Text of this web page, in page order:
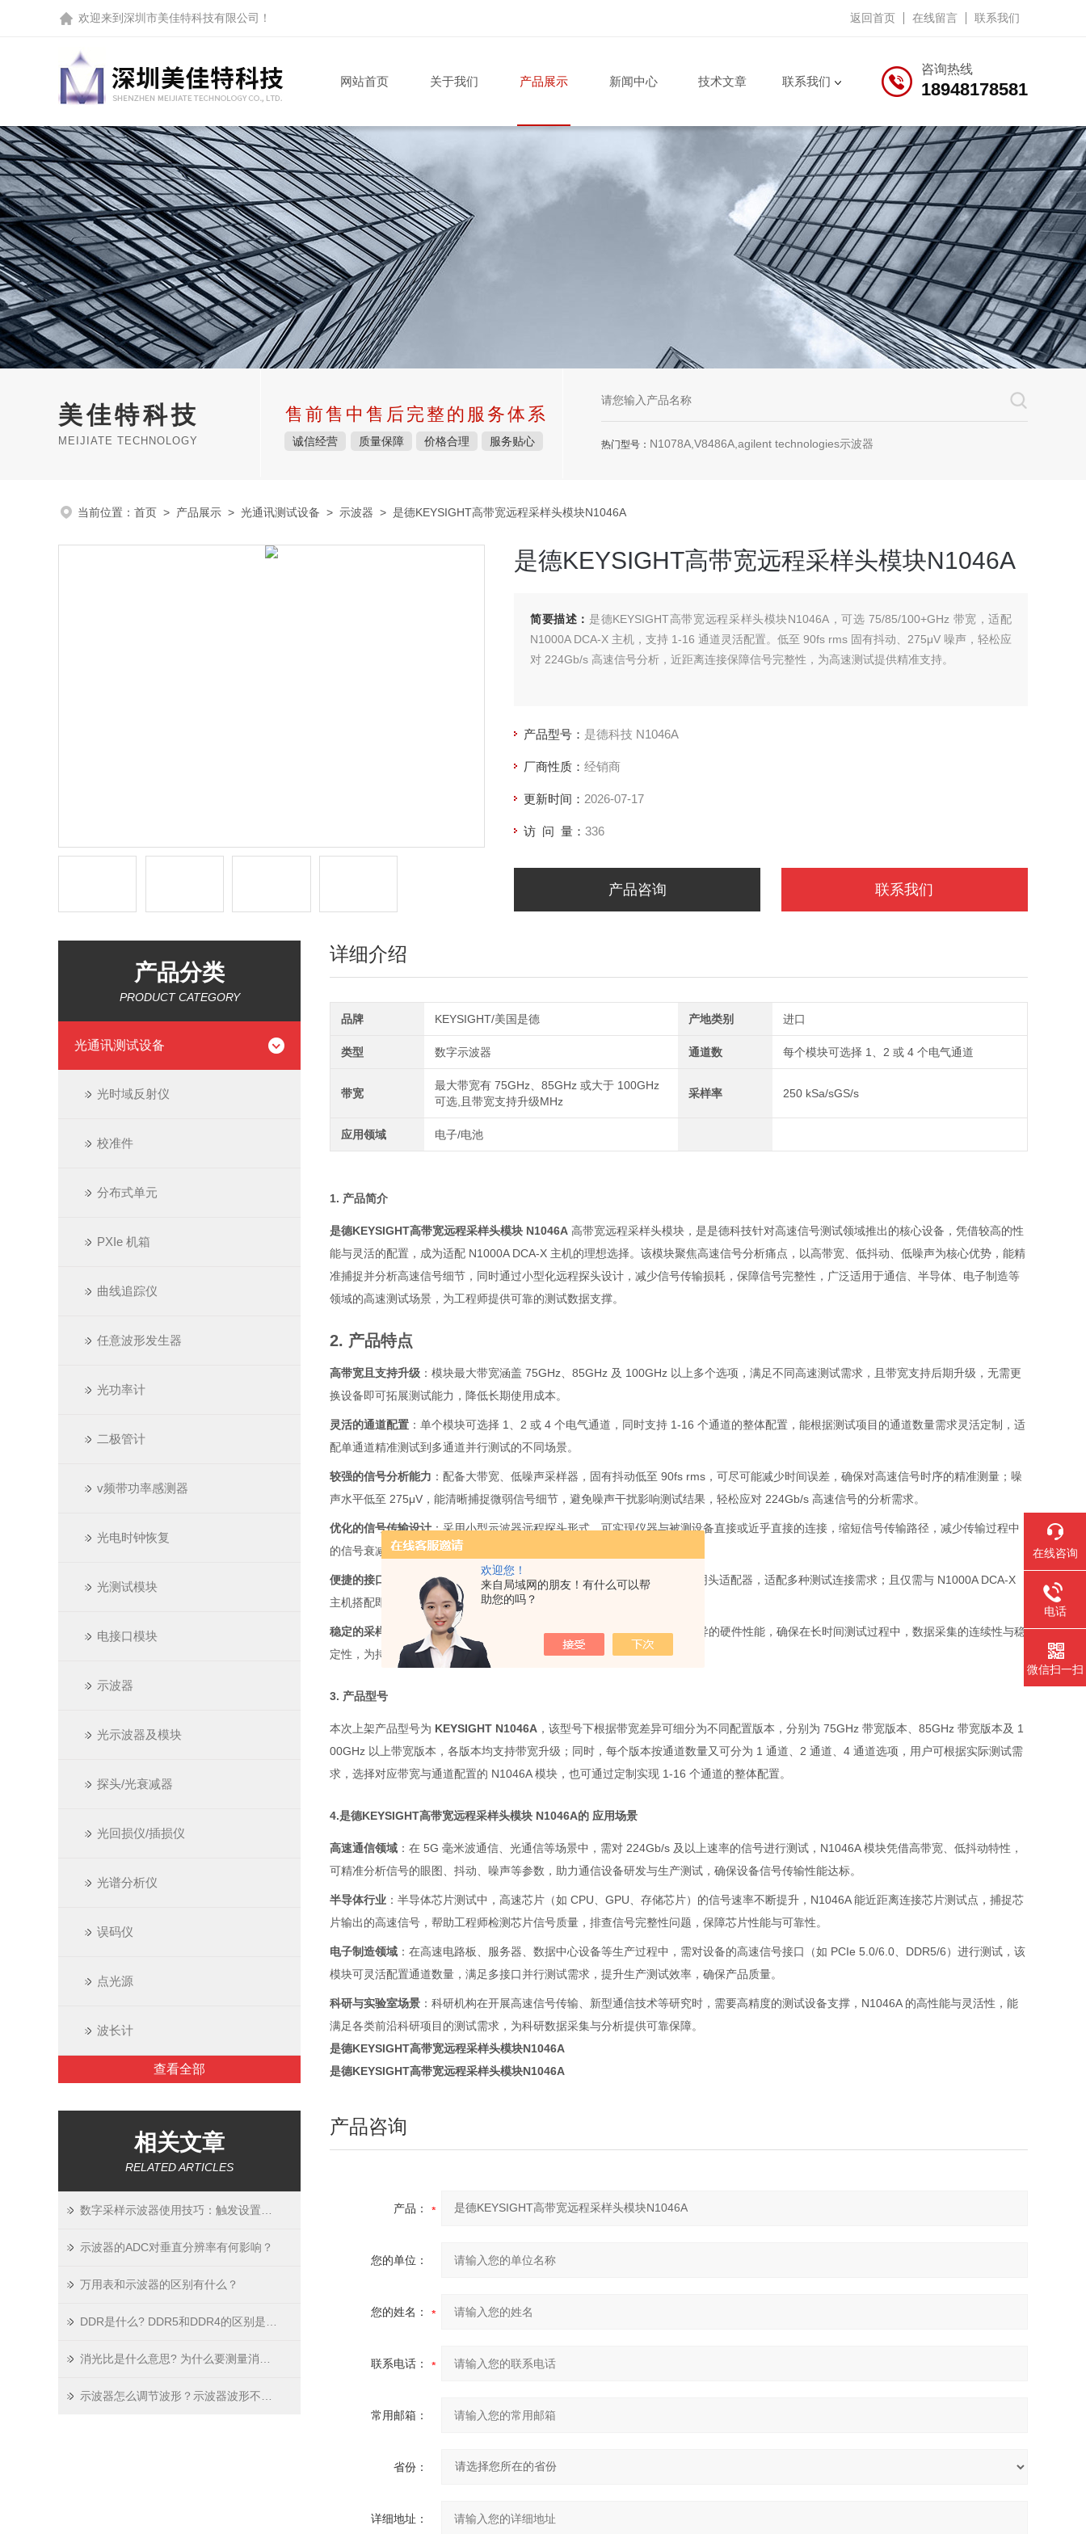
欢迎您！
来自局域网的朋友！有什么可以帮
助您的吗？
欢迎来到 深圳市美佳特科技有限公司 ！ 返回首页 在线留言 联系我们
咨询热线
18948178581
网站首页 关于我们 产品展示 新闻中心 技术文章 联系我们
美佳特科技
MEIJIATE TECHNOLOGY
售前售中售后完整的服务体系
诚信经营 质量保障 价格合理 服务贴心 热门型号： N1078A,V8486A,agilent technologies示波器
当前位置： 首页 > 产品展示 > 光通讯测试设备 > 示波器 > 是德KEYSIGHT高带宽远程采样头模块N1046A
是德KEYSIGHT高带宽远程采样头模块N1046A
简要描述： 是德KEYSIGHT高带宽远程采样头模块N1046A，可选 75/85/100+GHz 带宽，适配
N1000A DCA-X 主机，支持 1-16 通道灵活配置。低至 90fs rms 固有抖动、275μV 噪声，轻松应
对 224Gb/s 高速信号分析，近距离连接保障信号完整性，为高速测试提供精准支持。
产品型号： 是德科技 N1046A
厂商性质： 经销商
更新时间： 2026-07-17
访 问 量： 336
产品咨询 联系我们
产品分类
PRODUCT CATEGORY
光通讯测试设备
光时域反射仪
校准件
分布式单元
PXIe 机箱
曲线追踪仪
任意波形发生器
光功率计
二极管计
v频带功率感测器
光电时钟恢复
光测试模块
电接口模块
示波器
光示波器及模块
探头/光衰减器
光回损仪/插损仪
光谱分析仪
误码仪
点光源
波长计
查看全部
相关文章
RELATED ARTICLES
示波器的ADC对垂直分辨率有何影响？
万用表和示波器的区别有什么？
详细介绍
品牌 KEYSIGHT/美国是德 产地类别 进口
类型 数字示波器 通道数 每个模块可选择 1、2 或 4 个电气通道
带宽
最大带宽有 75GHz、85GHz 或大于 100GHz
可选,且带宽支持升级MHz
采样率 250 kSa/sGS/s
应用领域 电子/电池
1. 产品简介
是德KEYSIGHT高带宽远程采样头模块 N1046A 高带宽远程采样头模块，是是德科技针对高速信号测试领域推出的核心设备，凭借较高的性
能与灵活的配置，成为适配 N1000A DCA-X 主机的理想选择。该模块聚焦高速信号分析痛点，以高带宽、低抖动、低噪声为核心优势，能精
准捕捉并分析高速信号细节，同时通过小型化远程探头设计，减少信号传输损耗，保障信号完整性，广泛适用于通信、半导体、电子制造等
领域的高速测试场景，为工程师提供可靠的测试数据支撑。
2. 产品特点
高带宽且支持升级 ：模块最大带宽涵盖 75GHz、85GHz 及 100GHz 以上多个选项，满足不同高速测试需求，且带宽支持后期升级，无需更
换设备即可拓展测试能力，降低长期使用成本。
灵活的通道配置 ：单个模块可选择 1、2 或 4 个电气通道，同时支持 1-16 个通道的整体配置，能根据测试项目的通道数量需求灵活定制，适
配单通道精准测试到多通道并行测试的不同场景。
较强的信号分析能力 ：配备大带宽、低噪声采样器，固有抖动低至 90fs rms，可尽可能减少时间误差，确保对高速信号时序的精准测量；噪
声水平低至 275μV，能清晰捕捉微弱信号细节，避免噪声干扰影响测试结果，轻松应对 224Gb/s 高速信号的分析需求。
优化的信号传输设计：采用小型示波器远程探头形式，可实现仪器与被测设备直接或近乎直接的连接，缩短信号传输路径，减少传输过程中
的信号衰减与干扰，有效保障信号完整性，提升测试数据的准确性。
便捷的接口与兼容性：电气输入接口为 1mm 阴头，随附 1.0 阴头至 1.85 阴头适配器，适配多种测试连接需求；且仅需与 N1000A DCA-X
主机搭配即可使用，无需额外适配复杂设备，简化测试系统搭建流程。
稳定的采样性能
：采样率达 250kSa/s，能稳定采集高速信号数据，配合优异的硬件性能，确保在长时间测试过程中，数据采集的连续性与稳
定性，为持续测试任务提供可靠保障。
3. 产品型号
本次上架产品型号为 KEYSIGHT N1046A，该型号下根据带宽差异可细分为不同配置版本，分别为 75GHz 带宽版本、85GHz 带宽版本及 1
00GHz 以上带宽版本，各版本均支持带宽升级；同时，每个版本按通道数量又可分为 1 通道、2 通道、4 通道选项，用户可根据实际测试需
求，选择对应带宽与通道配置的 N1046A 模块，也可通过定制实现 1-16 个通道的整体配置。
4.是德KEYSIGHT高带宽远程采样头模块 N1046A的 应用场景
高速通信领域 ：在 5G 毫米波通信、光通信等场景中，需对 224Gb/s 及以上速率的信号进行测试，N1046A 模块凭借高带宽、低抖动特性，
可精准分析信号的眼图、抖动、噪声等参数，助力通信设备研发与生产测试，确保设备信号传输性能达标。
半导体行业 ：半导体芯片测试中，高速芯片（如 CPU、GPU、存储芯片）的信号速率不断提升，N1046A 能近距离连接芯片测试点，捕捉芯
片输出的高速信号，帮助工程师检测芯片信号质量，排查信号完整性问题，保障芯片性能与可靠性。
电子制造领域 ：在高速电路板、服务器、数据中心设备等生产过程中，需对设备的高速信号接口（如 PCIe 5.0/6.0、DDR5/6）进行测试，该
模块可灵活配置通道数量，满足多接口并行测试需求，提升生产测试效率，确保产品质量。
科研与实验室场景 ：科研机构在开展高速信号传输、新型通信技术等研究时，需要高精度的测试设备支撑，N1046A 的高性能与灵活性，能
满足各类前沿科研项目的测试需求，为科研数据采集与分析提供可靠保障。
是德KEYSIGHT高带宽远程采样头模块N1046A
是德KEYSIGHT高带宽远程采样头模块N1046A
产品咨询
产品：
您的单位：
您的姓名：
联系电话：
常用邮箱：
省份：
详细地址：
在线咨询
电话
微信扫一扫